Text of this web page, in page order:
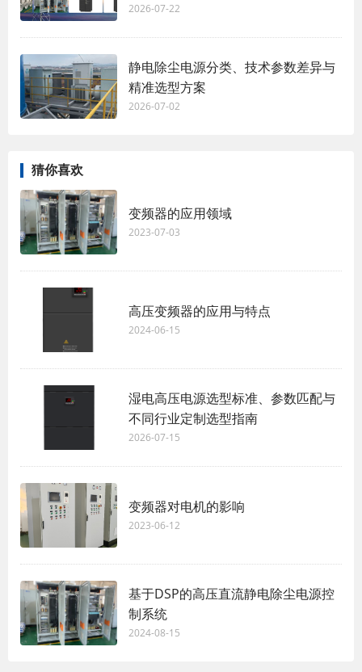
2026-07-22
静电除尘电源分类、技术参数差异与
精准选型方案
2026-07-02
猜你喜欢
变频器的应用领域
2023-07-03
高压变频器的应用与特点
2024-06-15
湿电高压电源选型标准、参数匹配与
不同行业定制选型指南
2026-07-15
变频器对电机的影响
2023-06-12
基于DSP的高压直流静电除尘电源控
制系统
2024-08-15